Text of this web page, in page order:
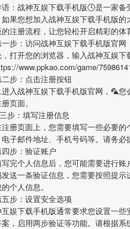
： 战神互娱下载手机版🕓是一家备
果您想加入战神互娱下载手机版的
的注册流程，让您轻松开启精彩的体
一步：访问战神互娱下载手机版官网
打开您的浏览器，输入战神互娱下
www.ppkao.com/game/
步：点击注册按钮
入战神互娱下载手机版官网，🦜您
页面。
步：填写注册信息
册页面上，您需要填写一些必要的
子邮件地址、手机号码等。请务必
步：验证账户
完个人信息后，您可能需要进行账
送一条验证信息，您需要按照提
个人信息。
步：设置安全选项
娱下载手机版通常要求您设置一
，启用两步验证等功能。请根据